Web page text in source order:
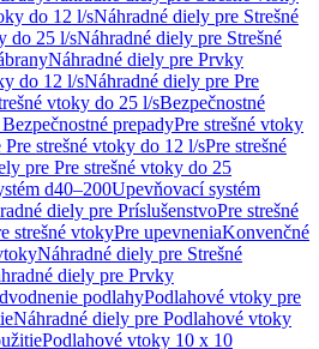
do 12 l/sNáhradné diely pre Strešné
do 25 l/sNáhradné diely pre Strešné
Náhradné diely pre Prvky
do 12 l/sNáhradné diely pre Pre
vtoky do 25 l/sBezpečnostné
prepadyPre strešné vtoky
strešné vtoky do 12 l/sPre strešné
pre Pre strešné vtoky do 25
d40–200Upevňovací systém
diely pre PríslušenstvoPre strešné
strešné vtokyPre upevneniaKonvenčné
Náhradné diely pre Strešné
diely pre Prvky
podlahyPodlahové vtoky pre
Náhradné diely pre Podlahové vtoky
Podlahové vtoky 10 x 10